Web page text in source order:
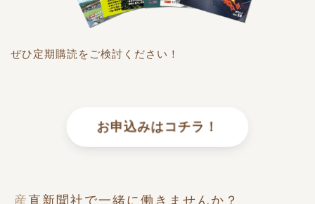
ぜひ定期購読をご検討ください！
お申込みはコチラ！
産直新聞社で一緒に働きませんか？